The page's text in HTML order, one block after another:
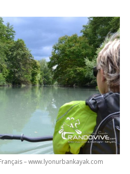
– www.lyonurbankayak.com